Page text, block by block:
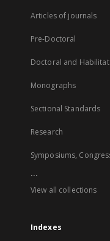
Articles of journals
Pre-Doctoral
Doctoral and
Monographs
Sectional Standards
Research
Symposiums,
...
View all collections
Indexes